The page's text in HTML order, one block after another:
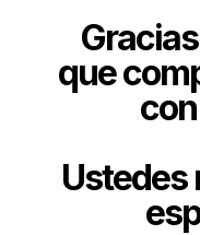
que
Ustedes